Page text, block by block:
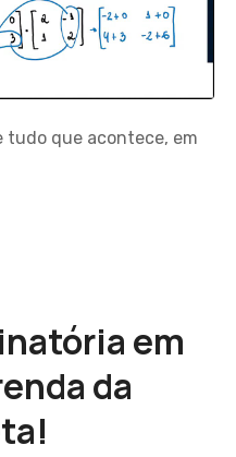
tudo que acontece, em
em
da